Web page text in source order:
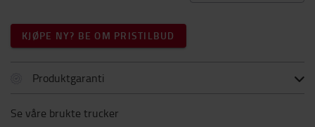
KJØPE NY? BE OM PRISTILBUD
Produktgaranti
Se våre brukte trucker